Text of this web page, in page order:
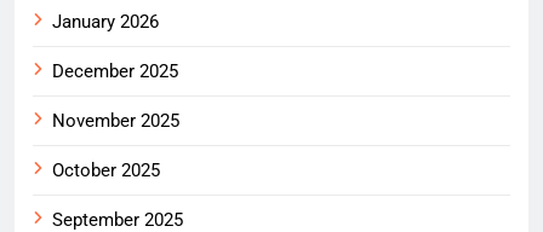
January 2026
December 2025
November 2025
October 2025
September 2025